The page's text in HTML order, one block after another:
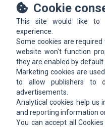
indispensable, la
étant un atout.
Nous offrons:
Un travail varié et
Rémunération basée sur
compétences
Formation continue
Des perspectives
travail
Cookie
This site would like to
experience.
Some cookies are
website won't function
they are enabled by default
Marketing cookies are
to allow publishers to
advertisements.
Analytical cookies help us
and reporting information
You can accept all